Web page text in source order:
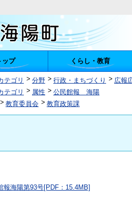
ップ くらし・教育
テゴリ 分野 行政・まちづくり
広報
テゴリ 属性
公民館報 海陽
教育委員会 教育政策課
報海陽第93号[PDF：15.4MB]